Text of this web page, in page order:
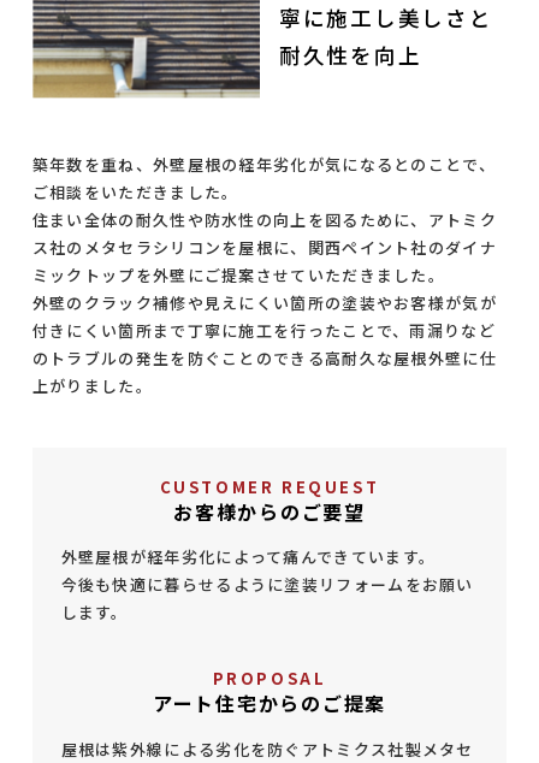
寧に施工し美しさと
耐久性を向上
築年数を重ね、外壁屋根の経年劣化が気になるとのことで、
ご相談をいただきました。
住まい全体の耐久性や防水性の向上を図るために、アトミク
ス社のメタセラシリコンを屋根に、関西ペイント社のダイナ
ミックトップを外壁にご提案させていただきました。
外壁のクラック補修や見えにくい箇所の塗装やお客様が気が
付きにくい箇所まで丁寧に施工を行ったことで、雨漏りなど
のトラブルの発生を防ぐことのできる高耐久な屋根外壁に仕
上がりました。
CUSTOMER REQUEST
お客様からのご要望
外壁屋根が経年劣化によって痛んできています。
今後も快適に暮らせるように塗装リフォームをお願い
します。
PROPOSAL
アート住宅からのご提案
屋根は紫外線による劣化を防ぐアトミクス社製メタセ